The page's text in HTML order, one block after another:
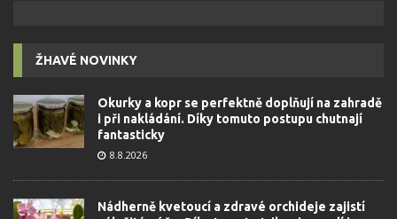
ŽHAVÉ NOVINKY
Okurky a kopr se perfektně doplňují na zahradě
i při nakládání. Díky tomuto postupu chutnají
fantasticky
8.8.2026
Nádherně kvetoucí a zdravé orchideje zajistí